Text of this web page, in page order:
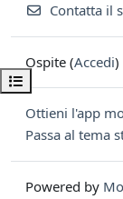
Apri indice del
Contatta il
Ospite (Accedi)
Ottieni l'app
Passa al tema
Powered by